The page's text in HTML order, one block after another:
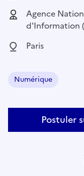
Employeur :
Agence
d'Information
Localisation :
Paris
Domaine :
Numérique
Postuler